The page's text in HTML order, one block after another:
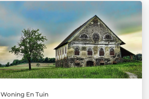
Woning En Tuin